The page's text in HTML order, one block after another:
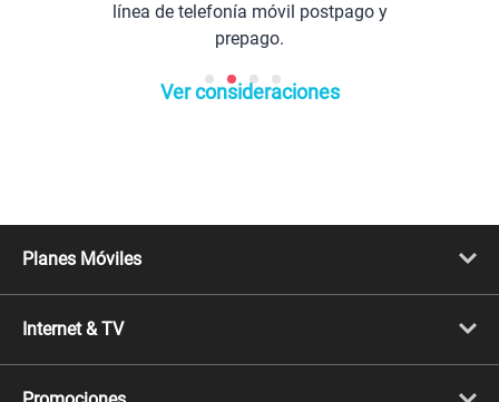
línea de telefonía móvil postpago y
prepago.
Ver consideraciones
Planes Móviles
Línea Nueva
Línea Adicional
Migración
Internet & TV
Internet + TV